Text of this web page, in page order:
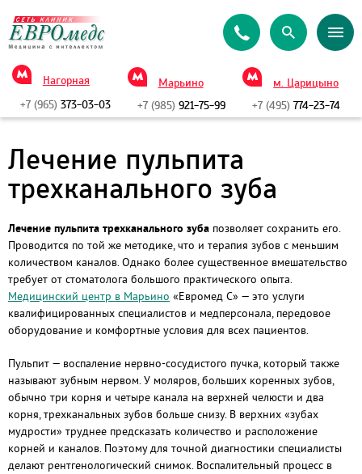
Нагорная
+7 (965) 373-03-03
Марьино
+7 (985)921-75-99
м. Царицыно
+7 (495) 774-23-74
Лечение пульпита
трехканального зуба
Лечение пульпита трехканального зуба позволяет сохранить его.
Проводится по той же методике, что и терапия зубов с меньшим
количеством каналов. Однако более существенное вмешательство
требует от стоматолога большого практического опыта.
Медицинский центр в Марьино «Евромед С» — это услуги
квалифицированных специалистов и медперсонала, передовое
оборудование и комфортные условия для всех пациентов.
Пульпит — воспаление нервно-сосудистого пучка, который также
называют зубным нервом. У моляров, больших коренных зубов,
обычно три корня и четыре канала на верхней челюсти и два
корня, трехканальных зубов больше снизу. В верхних «зубах
мудрости» труднее предсказать количество и расположение
корней и каналов. Поэтому для точной диагностики специалисты
делают рентгенологический снимок. Воспалительный процесс в